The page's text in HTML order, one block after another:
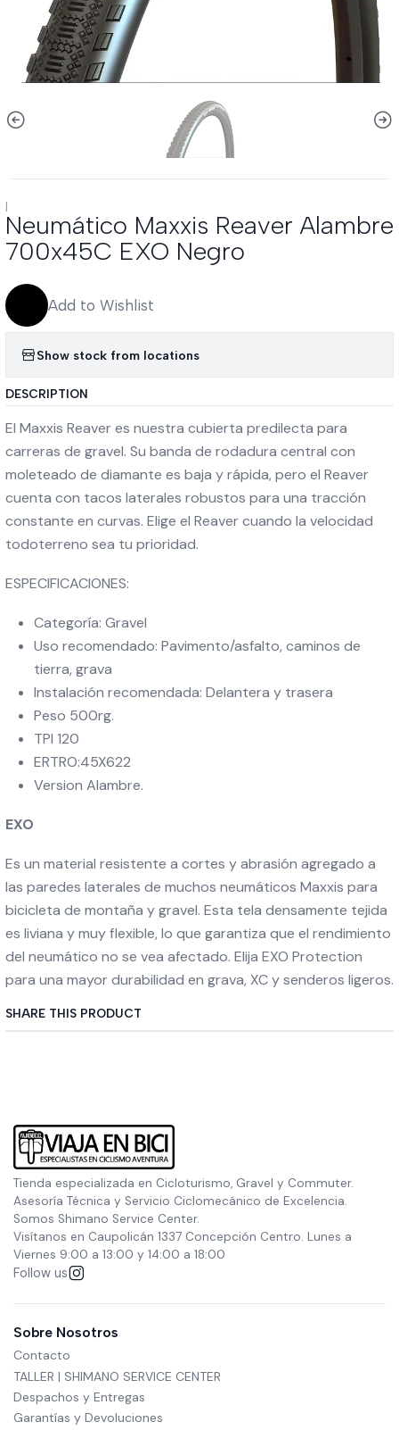
|
Neumático Maxxis Reaver Alambre
700x45C EXO Negro
Add to Wishlist
Show stock from locations
DESCRIPTION
El Maxxis Reaver es nuestra cubierta predilecta para
carreras de gravel. Su banda de rodadura central con
moleteado de diamante es baja y rápida, pero el Reaver
cuenta con tacos laterales robustos para una tracción
constante en curvas. Elige el Reaver cuando la velocidad
todoterreno sea tu prioridad.
ESPECIFICACIONES:
Categoría: Gravel
Uso recomendado: Pavimento/asfalto, caminos de
tierra, grava
Instalación recomendada: Delantera y trasera
Peso 500rg.
TPI 120
ERTRO:45X622
Version Alambre.
EXO
Es un material resistente a cortes y abrasión agregado a
las paredes laterales de muchos neumáticos Maxxis para
bicicleta de montaña y gravel. Esta tela densamente tejida
es liviana y muy flexible, lo que garantiza que el rendimiento
del neumático no se vea afectado. Elija EXO Protection
para una mayor durabilidad en grava, XC y senderos ligeros.
SHARE THIS PRODUCT
Tienda especializada en Cicloturismo, Gravel y Commuter.
Asesoría Técnica y Servicio Ciclomecánico de Excelencia.
Somos Shimano Service Center.
Visítanos en Caupolicán 1337 Concepción Centro. Lunes a
Viernes 9:00 a 13:00 y 14:00 a 18:00
Follow us
Sobre Nosotros
Contacto
TALLER | SHIMANO SERVICE CENTER
Despachos y Entregas
Garantías y Devoluciones